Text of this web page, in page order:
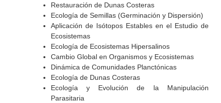
Restauración de Dunas Costeras
Ecología de Semillas (Germinación y Dispersión)
Aplicación de Isótopos Estables en el Estudio de
Ecosistemas
Ecología de Ecosistemas Hipersalinos
Cambio Global en Organismos y Ecosistemas
Dinámica de Comunidades Planctónicas
Ecología de Dunas Costeras
Ecología y Evolución de la Manipulación
Parasitaria